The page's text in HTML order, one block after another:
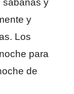
sábanas y
y
Los
para
de